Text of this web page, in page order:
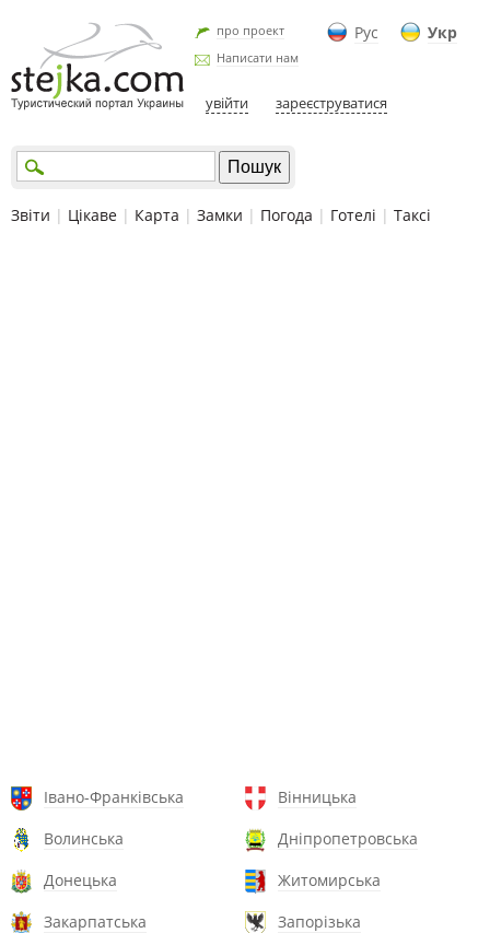
Рус Укр
про проект
Написати нам
увійти зареєструватися
Звіти | Цікаве | Карта | Замки | Погода | Готелі | Таксі
Івано-Франківська
Вінницька
Волинська
Дніпропетровська
Донецька
Житомирська
Закарпатська
Запорізька